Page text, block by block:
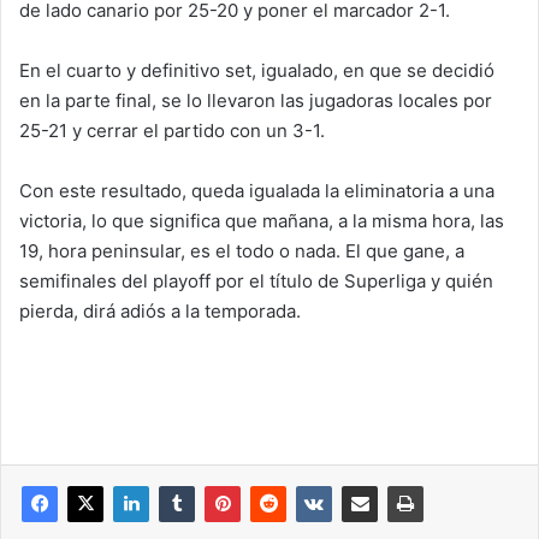
de lado canario por 25-20 y poner el marcador 2-1.
En el cuarto y definitivo set, igualado, en que se decidió
en la parte final, se lo llevaron las jugadoras locales por
25-21 y cerrar el partido con un 3-1.
Con este resultado, queda igualada la eliminatoria a una
victoria, lo que significa que mañana, a la misma hora, las
19, hora peninsular, es el todo o nada. El que gane, a
semifinales del playoff por el título de Superliga y quién
pierda, dirá adiós a la temporada.